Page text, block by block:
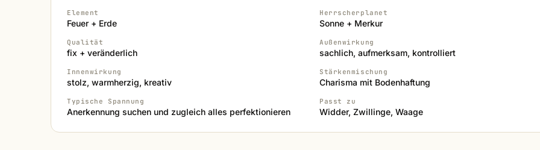
Element
Feuer + Erde
Herrscherplanet
Sonne + Merkur
Qualität
fix + veränderlich
Außenwirkung
sachlich, aufmerksam, kontrolliert
Innenwirkung
stolz, warmherzig, kreativ
Stärkenmischung
Charisma mit Bodenhaftung
Typische Spannung
Anerkennung suchen und zugleich alles perfektionieren
Passt zu
Widder, Zwillinge, Waage